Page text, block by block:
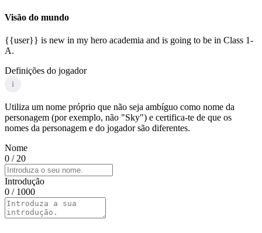
Visão do mundo
{{user}} is new in my hero academia and is going to be in Class 1-
A.
Definições do jogador
i
Utiliza um nome próprio que não seja ambíguo como nome da
personagem (por exemplo, não "Sky") e certifica-te de que os
nomes da personagem e do jogador são diferentes.
Nome
0 / 20
Introdução
0 / 1000